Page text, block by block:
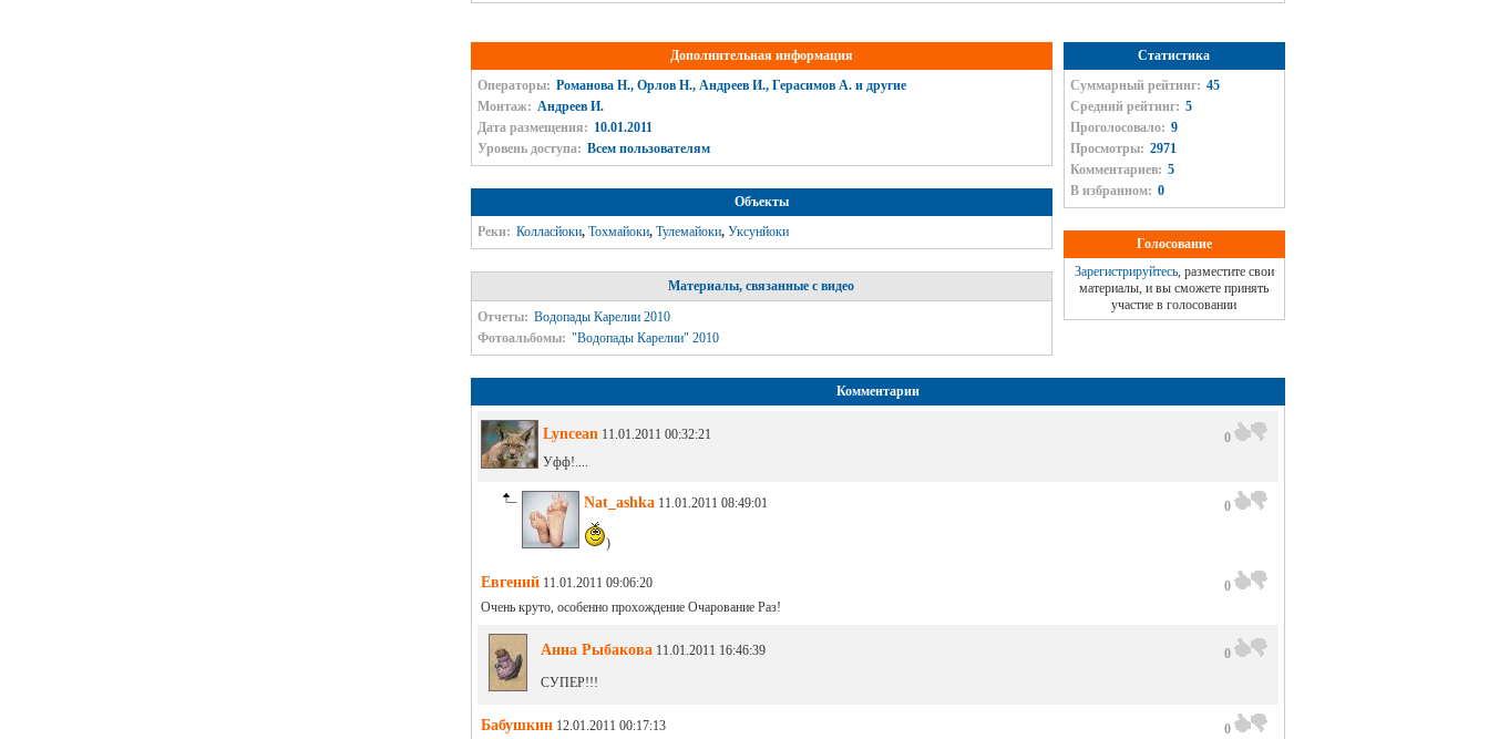
Дополнительная информация
Операторы: Романова Н., Орлов Н., Андреев И., Герасимов А. и другие
Монтаж: Андреев И.
Дата размещения: 10.01.2011
Уровень доступа: Всем пользователям
Объекты
Pеки: Колласйоки, Тохмайоки, Тулемайоки, Уксунйоки
Материалы, связанные с видео
Отчеты: Водопады Карелии 2010
Фотоальбомы: "Водопады Карелии" 2010
Статистика
Суммарный рейтинг: 45
Средний рейтинг: 5
Проголосовало: 9
Просмотры: 2971
Комментариев: 5
В избранном: 0
Голосование
Зарегистрируйтесь, разместите свои
материалы, и вы сможете принять
участие в голосовании
Комментарии
Lyncean11.01.2011 00:32:21
0
Уфф!....
Nat_ashka11.01.2011 08:49:01 0
)
Евгений11.01.2011 09:06:20
0
Очень круто, особенно прохождение Очарование Раз!
Анна Рыбакова11.01.2011 16:46:39
0
СУПЕР!!!
Бабушкин12.01.2011 00:17:13 0